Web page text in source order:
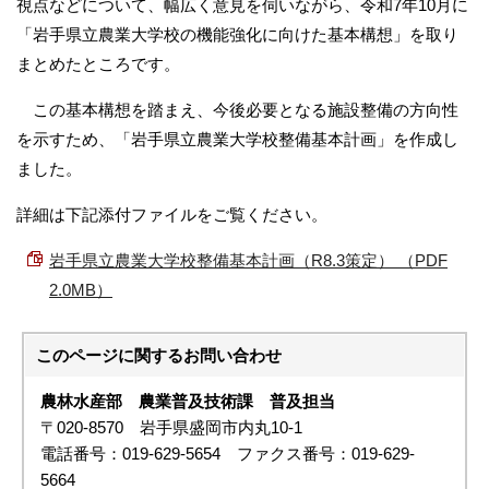
視点などについて、幅広く意見を伺いながら、令和7年10月に
「岩手県立農業大学校の機能強化に向けた基本構想」を取り
まとめたところです。
この基本構想を踏まえ、今後必要となる施設整備の方向性
を示すため、「岩手県立農業大学校整備基本計画」を作成し
ました。
詳細は下記添付ファイルをご覧ください。
岩手県立農業大学校整備基本計画（R8.3策定） （PDF
2.0MB）
このページに関するお問い合わせ
農林水産部 農業普及技術課 普及担当
〒020-8570 岩手県盛岡市内丸10-1
電話番号：019-629-5654 ファクス番号：019-629-
5664